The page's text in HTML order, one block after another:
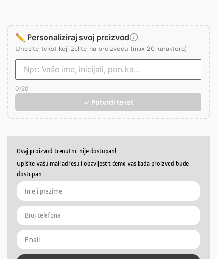
✏️ Personaliziraj svoj proizvod
Unesite tekst koji želite na proizvodu (max 20 karaktera)
0/20
✓ Potvrdi tekst
Ovaj proizvod trenutno nije dostupan!
Upišite Vašu mail adresu i obavijestit ćemo Vas kada proizvod bude
dostupan